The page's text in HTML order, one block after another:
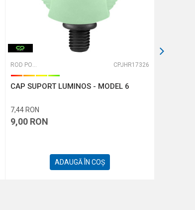
ROD PODURI, BUZZBARI ȘI BANCKSTI CPJHR17326
CAP SUPORT LUMINOS - MODEL 6
7,44 RON
9,00 RON
ADAUGĂ ÎN COȘ